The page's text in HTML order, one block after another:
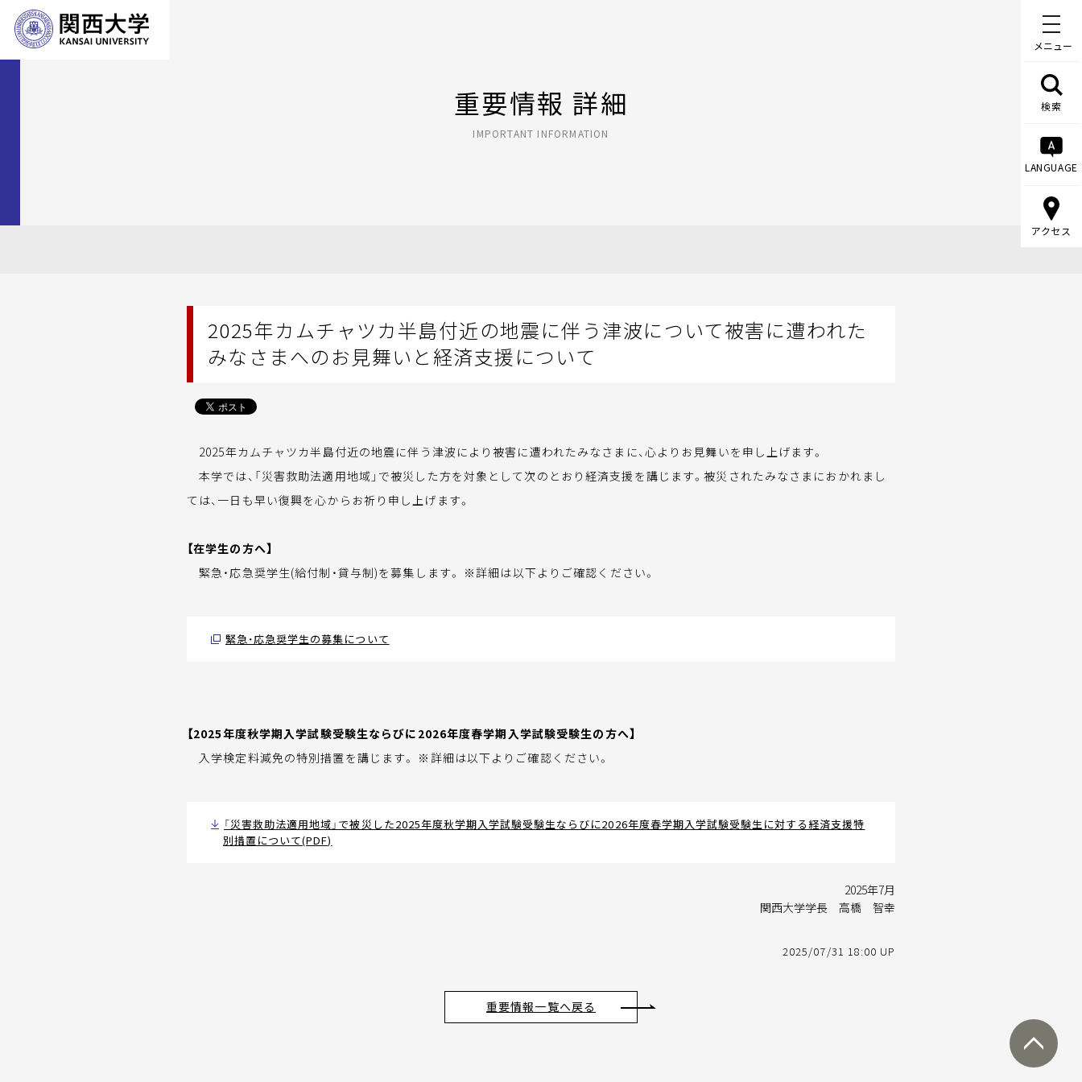
メニュー
検索
LANGUAGE
アクセス
重要情報 詳細
IMPORTANT INFORMATION
2025年カムチャツカ半島付近の地震に伴う津波について被害に遭われた
みなさまへのお見舞いと経済支援について
2025年カムチャツカ半島付近の地震に伴う津波により被害に遭われたみなさまに、心よりお見舞いを申し上げます。
本学では、「災害救助法適用地域」で被災した方を対象として次のとおり経済支援を講じます。被災されたみなさまにおかれまし
ては、一日も早い復興を心からお祈り申し上げます。
【在学生の方へ】
緊急・応急奨学生(給付制・貸与制)を募集します。 ※詳細は以下よりご確認ください。
緊急・応急奨学生の募集について
【2025年度秋学期入学試験受験生ならびに2026年度春学期入学試験受験生の方へ】
入学検定料減免の特別措置を講じます。 ※詳細は以下よりご確認ください。
「災害救助法適用地域」で被災した2025年度秋学期入学試験受験生ならびに2026年度春学期入学試験受験生に対する経済支援特
別措置について(PDF)
2025年7月
関西大学学長 高橋 智幸
2025/07/31 18:00 UP
重要情報一覧へ戻る